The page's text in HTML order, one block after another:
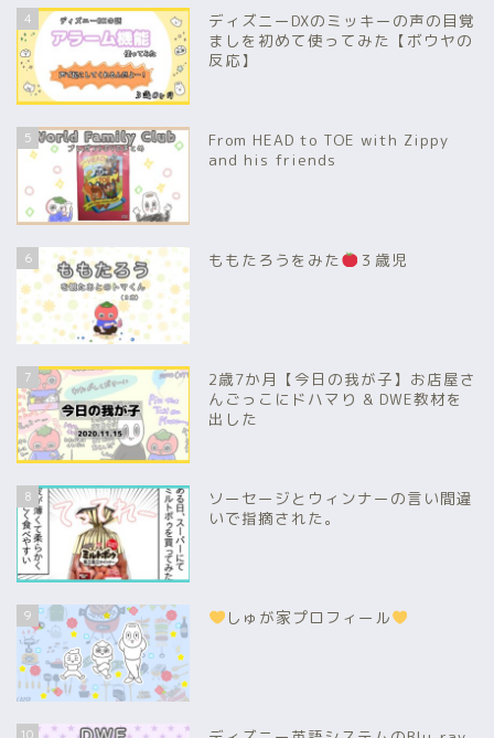
4
ディズニーDXのミッキーの声の目覚
ましを初めて使ってみた【ボウヤの
反応】
5
From HEAD to TOE with Zippy
and his friends
6 ももたろうをみた ３歳児
7
2歳7か月【今日の我が子】お店屋さ
んごっこにドハマり & DWE教材を
出した
8
ソーセージとウィンナーの言い間違
いで指摘された。
9 しゅが家プロフィール
10